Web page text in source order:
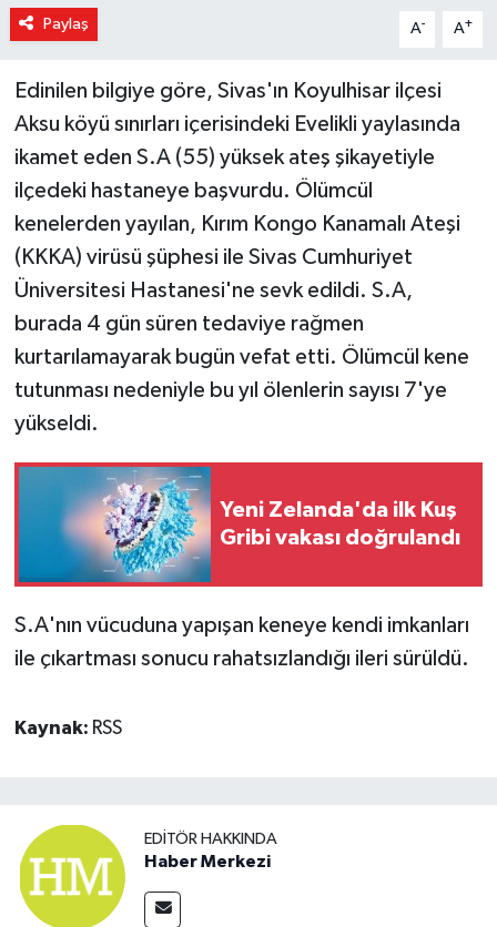
Paylaş A- A+
Edinilen bilgiye göre, Sivas'ın Koyulhisar ilçesi
Aksu köyü sınırları içerisindeki Evelikli yaylasında
ikamet eden S.A (55) yüksek ateş şikayetiyle
ilçedeki hastaneye başvurdu. Ölümcül
kenelerden yayılan, Kırım Kongo Kanamalı Ateşi
(KKKA) virüsü şüphesi ile Sivas Cumhuriyet
Üniversitesi Hastanesi'ne sevk edildi. S.A,
burada 4 gün süren tedaviye rağmen
kurtarılamayarak bugün vefat etti. Ölümcül kene
tutunması nedeniyle bu yıl ölenlerin sayısı 7'ye
yükseldi.
Yeni Zelanda'da ilk Kuş
Gribi vakası doğrulandı
S.A'nın vücuduna yapışan keneye kendi imkanları
ile çıkartması sonucu rahatsızlandığı ileri sürüldü.
Kaynak: RSS
EDITÖR HAKKINDA
Haber Merkezi
Siyaset
Spor